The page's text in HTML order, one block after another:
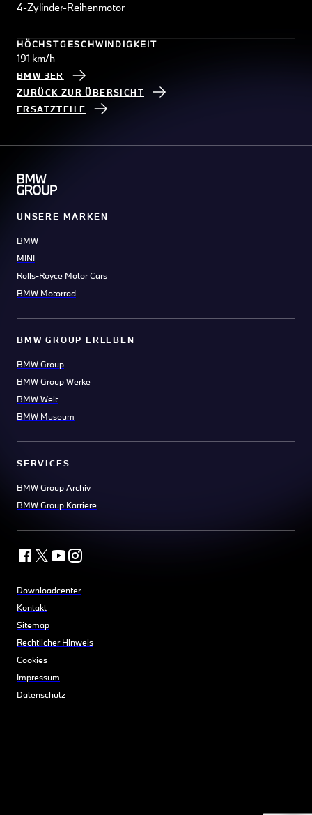
4-Zylinder-Reihenmotor
HÖCHSTGESCHWINDIGKEIT
191 km/h
BMW 3ER
ZURÜCK ZUR ÜBERSICHT
ERSATZTEILE
UNSERE MARKEN
BMW
MINI
Rolls-Royce Motor Cars
BMW Motorrad
BMW GROUP ERLEBEN
BMW Group
BMW Group Werke
BMW Welt
BMW Museum
SERVICES
BMW Group Archiv
BMW Group Karriere
Downloadcenter
Kontakt
Sitemap
Rechtlicher Hinweis
Cookies
Impressum
Datenschutz